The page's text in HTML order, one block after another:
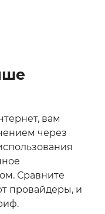
вам
через
Сравните
провайдеры, и